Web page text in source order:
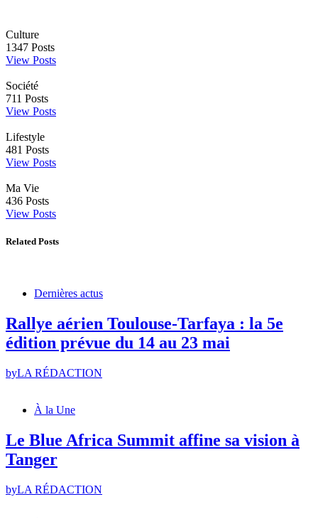
Culture
1347 Posts
View Posts
Société
711 Posts
View Posts
Lifestyle
481 Posts
View Posts
Ma Vie
436 Posts
View Posts
Related Posts
Dernières actus
Rallye aérien Toulouse-Tarfaya : la 5e
édition prévue du 14 au 23 mai
byLA RÉDACTION
À la Une
Le Blue Africa Summit affine sa vision à
Tanger
byLA RÉDACTION